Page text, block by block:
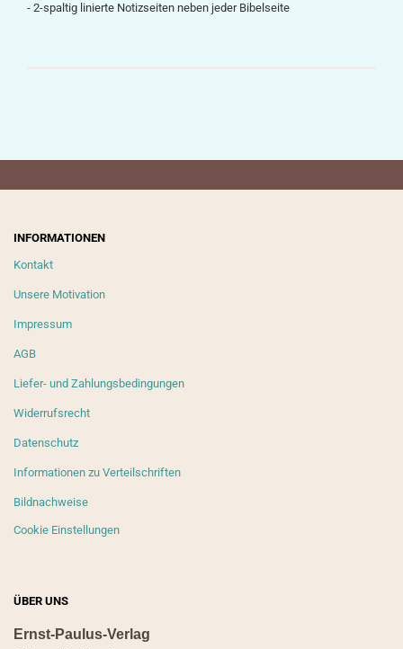
- 2-spaltig linierte Notizseiten neben jeder Bibelseite
INFORMATIONEN
Kontakt
Unsere Motivation
Impressum
AGB
Liefer- und Zahlungsbedingungen
Widerrufsrecht
Datenschutz
Informationen zu Verteilschriften
Bildnachweise
Cookie Einstellungen
ÜBER UNS
Ernst-Paulus-Verlag